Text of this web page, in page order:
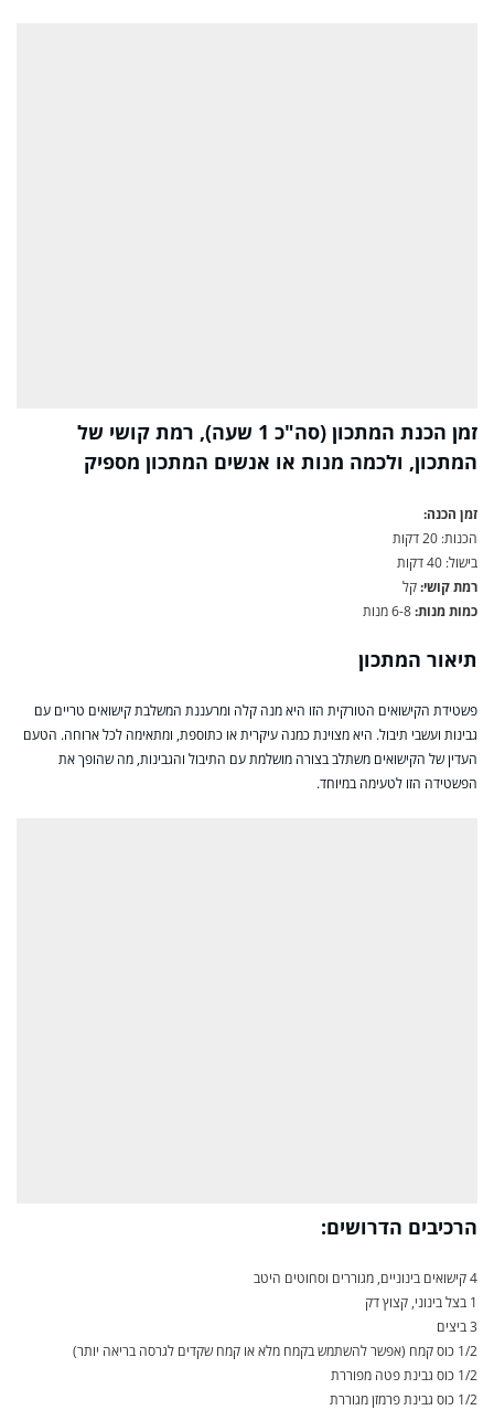
זמן הכנת המתכון (סה"כ 1 שעה), רמת קושי של
המתכון, ולכמה מנות או אנשים המתכון מספיק
זמן הכנה:
הכנות: 20 דקות
בישול: 40 דקות
רמת קושי:קל
כמות מנות:
תיאור המתכון
פשטידת הקישואים הטורקית הזו היא מנה קלה ומרעננת המשלבת קישואים טריים עם
גבינות ועשבי תיבול. היא מצוינת כמנה עיקרית או כתוספת, ומתאימה לכל ארוחה. הטעם
העדין של הקישואים משתלב בצורה מושלמת עם התיבול והגבינות, מה שהופך את
הפשטידה הזו לטעימה במיוחד.
הרכיבים הדרושים:
4 קישואים בינוניים, מגוררים וסחוטים היטב
1 בצל בינוני, קצוץ דק
3 ביצים
1/2 כוס קמח (אפשר להשתמש בקמח מלא או קמח שקדים לגרסה בריאה יותר)
1/2 כוס גבינת פטה מפוררת
1/2 כוס גבינת פרמזן מגוררת